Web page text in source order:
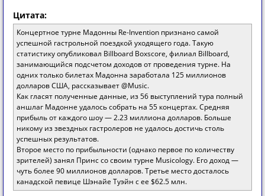
Цитата:
Концертное турне Мадонны Re-Invention признано самой
успешной гастрольной поездкой уходящего года. Такую
статистику опубликовал Billboard Boxscore, филиал Billboard,
занимающийся подсчетом доходов от проведения турне. На
одних только билетах Мадонна заработала 125 миллионов
долларов США, рассказывает @Music.
Как гласят полученные данные, из 56 выступлений тура полный
аншлаг Мадонне удалось собрать на 55 концертах. Средняя
прибыль от каждого шоу — 2.23 миллиона долларов. Больше
никому из звездных гастролеров не удалось достичь столь
успешных результатов.
Второе место по прибыльности (однако первое по количеству
зрителей) занял Принс со своим турне Musicology. Его доход —
чуть более 90 миллионов долларов. Третье место досталось
канадской певице Шэнайе Туэйн с ее $62.5 млн.